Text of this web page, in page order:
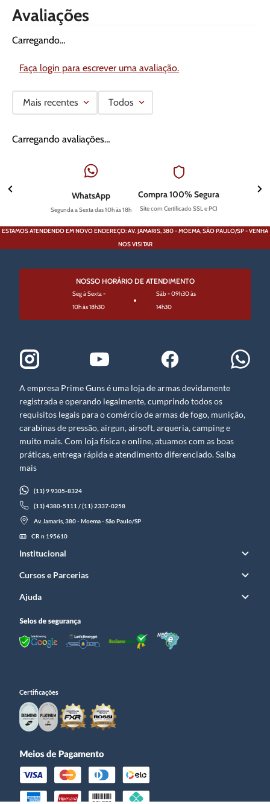
Avaliações
Carregando…
Faça login para escrever uma avaliação.
Mais recentes Todos
Carregando avaliações…
WhatsApp
Segunda a Sexta das 10h às 18h
Compra 100% Segura
Site com Certificado SSL e PCI
ESTAMOS ATENDENDO EM NOVO ENDEREÇO: AV. JAMARIS, 380 - MOEMA, SÃO PAULO/SP - VENHA
NOS VISITAR
NOSSO HORÁRIO DE ATENDIMENTO
Seg à Sexta -
10h às 18h30
Sáb - 09h30 às
14h30
A empresa Prime Guns é uma loja de armas devidamente
registrada e operando legalmente, cumprindo todos os
requisitos legais para o comércio de armas de fogo, munição,
carabinas de pressão, airgun, airsoft, arqueria, camping e
muito mais. Com loja física e online, atuamos com as boas
práticas, entrega rápida e atendimento diferenciado. Saiba
mais
(11) 9 9305-8324
(11) 4380-5111 / (11) 2337-0258
Av. Jamaris, 380 - Moema - São Paulo/SP
CR n 195610
Institucional
Cursos e Parcerias
Ajuda
Certificações